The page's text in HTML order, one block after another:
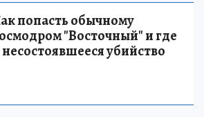
попасть обычному
"Восточный" и где
убийство